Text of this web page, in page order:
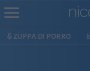
ECONOMIA